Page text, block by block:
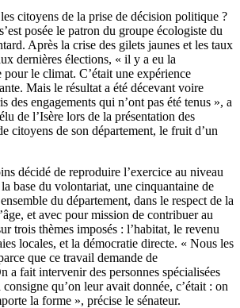
citoyens de la prise de décision politique ?
posée le patron du groupe écologiste du
Après la crise des gilets jaunes et les taux
dernières élections, « il y a eu la
le climat. C’était une expérience
Mais le résultat a été décevant voire
des engagements qui n’ont pas été tenus », a
de l’Isère lors de la présentation des
citoyens de son département, le fruit d’un
décidé de reproduire l’exercice au niveau
base du volontariat, une cinquantaine de
du département, dans le respect de la
et avec pour mission de contribuer au
trois thèmes imposés : l’habitat, le revenu
locales, et la démocratie directe. « Nous les
que ce travail demande de
a fait intervenir des personnes spécialisées
qu’on leur avait donnée, c’était : on
la forme », précise le sénateur.